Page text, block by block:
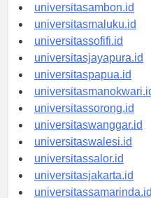
universitasmamuju.id
universitasambon.id
universitasmaluku.id
universitassofifi.id
universitasjayapura.id
universitaspapua.id
universitasmanokwari.id
universitassorong.id
universitaswanggar.id
universitaswalesi.id
universitassalor.id
universitasjakarta.id